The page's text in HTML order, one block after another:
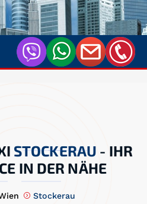
STOCKERAU - IHR
IN DER NÄHE
Stockerau